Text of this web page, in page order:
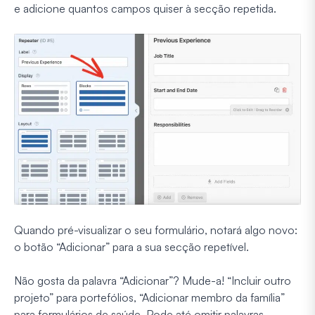
e adicione quantos campos quiser à secção repetida.
Quando pré-visualizar o seu formulário, notará algo novo:
o botão “Adicionar” para a sua secção repetível.
Não gosta da palavra “Adicionar”? Mude-a! “Incluir outro
projeto” para portefólios, “Adicionar membro da família”